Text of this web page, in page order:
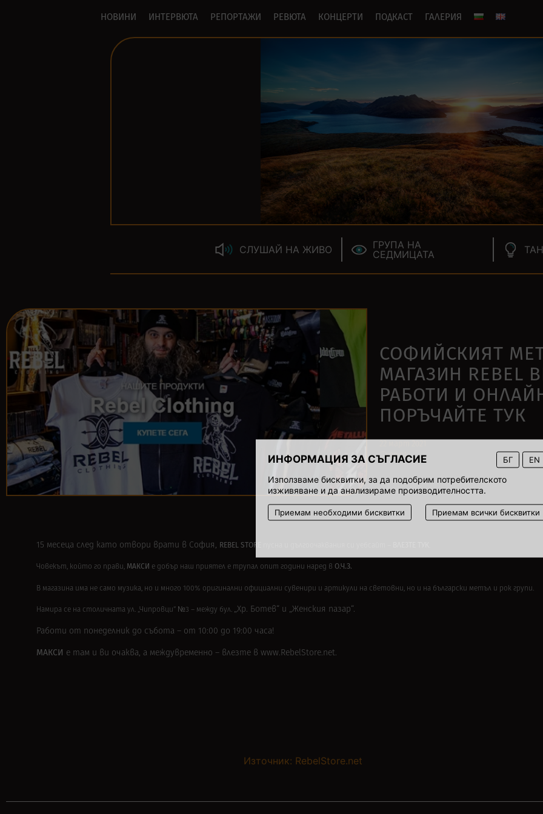
ИНФОРМАЦИЯ ЗА СЪГЛАСИЕ БГ EN
Използваме бисквитки, за да подобрим потребителското
изживяване и да анализираме производителността.
Приемам необходими бисквитки Приемам всички бисквитки
НОВИНИ ИНТЕРВЮТА РЕПОРТАЖИ РЕВЮТА КОНЦЕРТИ ПОДКАСТ ГАЛЕРИЯ
СЛУШАЙ НА ЖИВО
ГРУПА НА
СЕДМИЦАТА
СОФИЙСКИЯТ
МАГАЗИН REBEL
РАБОТИ И
ПОРЪЧАЙТЕ ТУК
00:01
15 месеца след като отвори врати в София, REBEL STORE
Човекът, който го прави, МАКСИ е добър наш приятел e трупал опит години наред в О.Ч.З.
В магазина има не само музика, но и много 100% оригинални официални сувенири и артикули на световни, но и на български метъл и рок групи.
Намира се на столичната ул. „Чипровци“ №3 – между бул. „Хр. Ботев“ и „Женския пазар“.
Работи от понеделник до събота – от 10:00 до 19:00 часа!
МАКСИ е там и ви очаква, а междувременно – влезте в www.RebelStore.net.
Източник: RebelStore.net